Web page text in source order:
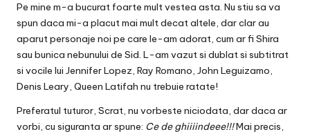
Pe mine m-a bucurat foarte mult vestea asta. Nu stiu sa va
spun daca mi-a placut mai mult decat altele, dar clar au
aparut personaje noi pe care le-am adorat, cum ar fi Shira
sau bunica nebunului de Sid. L-am vazut si dublat si subtitrat
si vocile lui Jennifer Lopez, Ray Romano, John Leguizamo,
Denis Leary, Queen Latifah nu trebuie ratate!
Preferatul tuturor, Scrat, nu vorbeste niciodata, dar daca ar
vorbi, cu siguranta ar spune: Ce de ghiiiindeee!!!Mai precis,